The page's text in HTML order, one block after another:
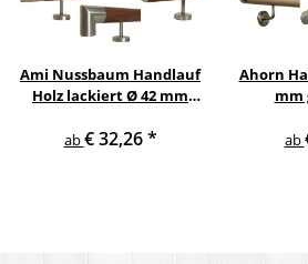
Ami Nussbaum Handlauf
Holz lackiert Ø 42 mm
und Enden
ab€ 32,26*
Ahorn
mm
ab